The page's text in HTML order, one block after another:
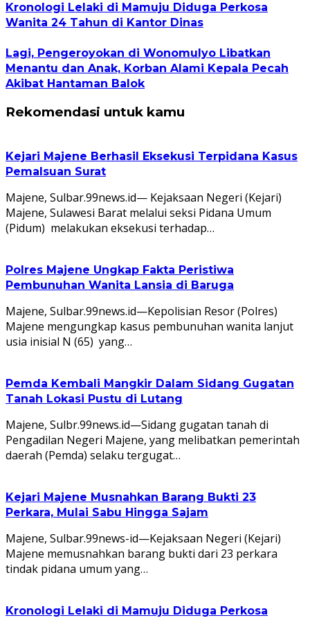
Kronologi Lelaki di Mamuju Diduga Perkosa
Wanita 24 Tahun di Kantor Dinas
Lagi, Pengeroyokan di Wonomulyo Libatkan
Menantu dan Anak, Korban Alami Kepala Pecah
Akibat Hantaman Balok
Rekomendasi untuk kamu
Kejari Majene Berhasil Eksekusi Terpidana Kasus
Pemalsuan Surat
Majene, Sulbar.99news.id— Kejaksaan Negeri (Kejari)
Majene, Sulawesi Barat melalui seksi Pidana Umum
(Pidum) melakukan eksekusi terhadap…
Polres Majene Ungkap Fakta Peristiwa
Pembunuhan Wanita Lansia di Baruga
Majene, Sulbar.99news.id—Kepolisian Resor (Polres)
Majene mengungkap kasus pembunuhan wanita lanjut
usia inisial N (65) yang…
Pemda Kembali Mangkir Dalam Sidang Gugatan
Tanah Lokasi Pustu di Lutang
Majene, Sulbr.99news.id—Sidang gugatan tanah di
Pengadilan Negeri Majene, yang melibatkan pemerintah
daerah (Pemda) selaku tergugat…
Kejari Majene Musnahkan Barang Bukti 23
Perkara, Mulai Sabu Hingga Sajam
Majene, Sulbar.99news-id—Kejaksaan Negeri (Kejari)
Majene memusnahkan barang bukti dari 23 perkara
tindak pidana umum yang…
Kronologi Lelaki di Mamuju Diduga Perkosa